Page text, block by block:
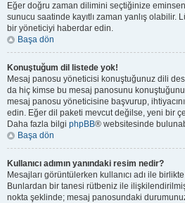
Eğer doğru zaman dilimini seçtiğinize
sunucu saatinde kayıtlı zaman yanlış olabilir.
bir yöneticiyi haberdar edin.
Başa dön
Konuştuğum dil listede yok!
Mesaj panosu yöneticisi konuştuğunuz dili
da hiç kimse bu mesaj panosunu
mesaj panosu yöneticisine başvurup,
edin. Eğer dil paketi mevcut değilse, yeni bir
Daha fazla bilgi phpBB® websitesinde
Başa dön
Kullanıcı adımın yanındaki resim nedir?
Mesajları görüntülerken kullanıcı adı ile
Bunlardan bir tanesi rütbeniz ile
nokta şeklinde; mesaj panosundaki